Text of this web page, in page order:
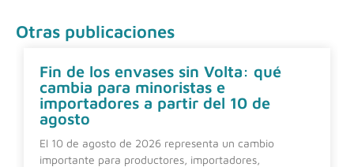
Otras publicaciones
Fin de los envases sin Volta: qué
cambia para minoristas e
importadores a partir del 10 de
agosto
El 10 de agosto de 2026 representa un cambio
importante para productores, importadores,